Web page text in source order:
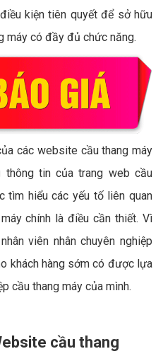
kiện tiên quyết để sở hữu
máy có đầy đủ chức năng.
các website cầu thang máy
tin của trang web cầu
tìm hiểu các yếu tố liên quan
chính là điều cần thiết. Vì
viên nhân chuyên nghiệp
khách hàng sớm có được lựa
cầu thang máy của mình.
cầu thang